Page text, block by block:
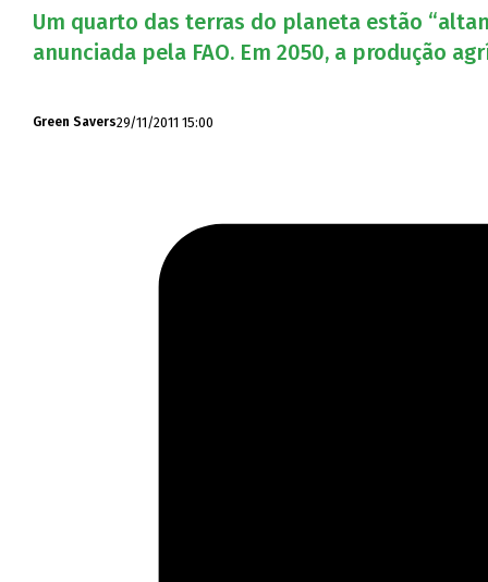
Um quarto das terras do planeta estão
anunciada pela FAO. Em 2050, a produção
Green Savers29/11/2011 15:00